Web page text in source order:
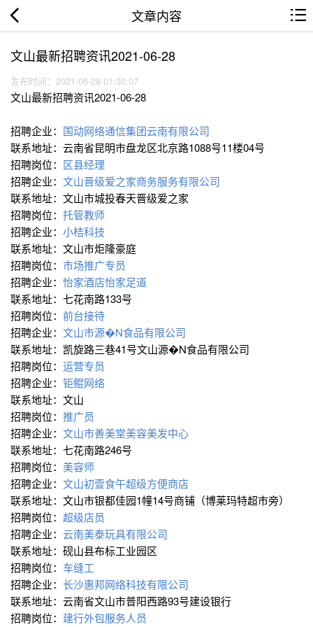
文章内容
文山最新招聘资讯2021-06-28
发布时间：2021-06-28 01:30:07
文山最新招聘资讯2021-06-28
招聘企业： 国动网络通信集团云南有限公司
联系地址：云南省昆明市盘龙区北京路1088号11楼04号
招聘岗位： 区县经理
招聘企业： 文山晋级爱之家商务服务有限公司
联系地址：文山市城投春天晋级爱之家
招聘岗位： 托管教师
招聘企业： 小桔科技
联系地址：文山市炬隆豪庭
招聘岗位： 市场推广专员
招聘企业： 怡家酒店怡家足道
联系地址：七花南路133号
招聘岗位： 前台接待
招聘企业： 文山市源�N食品有限公司
联系地址：凯旋路三巷41号文山源�N食品有限公司
招聘岗位： 运营专员
招聘企业： 钜鲲网络
联系地址：文山
招聘岗位： 推广员
招聘企业： 文山市善美堂美容美发中心
联系地址：七花南路246号
招聘岗位： 美容师
招聘企业： 文山初壹食午超级方便商店
联系地址：文山市银都佳园1幢14号商铺（博莱玛特超市旁）
招聘岗位： 超级店员
招聘企业： 云南美泰玩具有限公司
联系地址：砚山县布标工业园区
招聘岗位： 车缝工
招聘企业： 长沙惠邦网络科技有限公司
联系地址：云南省文山市普阳西路93号建设银行
招聘岗位： 建行外包服务人员